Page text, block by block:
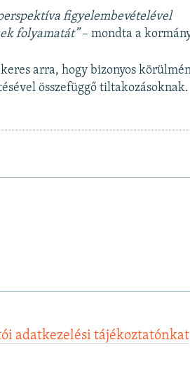
figyelembevételével
folyamatát”– mondta a
arra, hogy bizonyos
összefüggő tiltakozásoknak.
adatkezelési tájékoztatónkat